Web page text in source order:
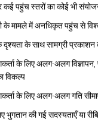
कई पहुंच स्तरों का कोई भी
के मामले में अनधिकृत पहुंच से
के साथ सामग्री प्रकाशन
के लिए अलग-अलग विज्ञापन,
विकल्प
के लिए अलग-अलग गति
भुगतान की गई सदस्यताएँ या